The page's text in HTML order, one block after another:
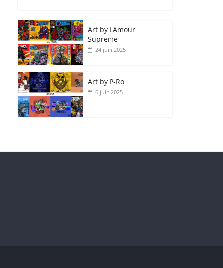
Art by LAmour
Supreme
24 juin 2025
Art by P‑Ro
6 juin 2025